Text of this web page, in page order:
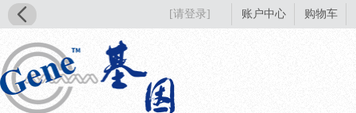
[请登录] 账户中心 购物车